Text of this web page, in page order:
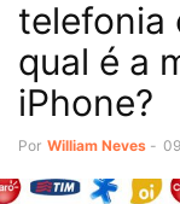
telefonia
qual é a
iPhone?
Por William Neves -